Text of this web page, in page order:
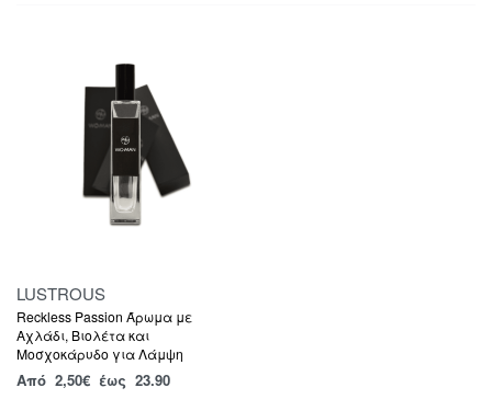
LUSTROUS
Reckless Passion Άρωμα με
Αχλάδι, Βιολέτα και
Μοσχοκάρυδο για Λάμψη
Από 2,50€ έως 23.90